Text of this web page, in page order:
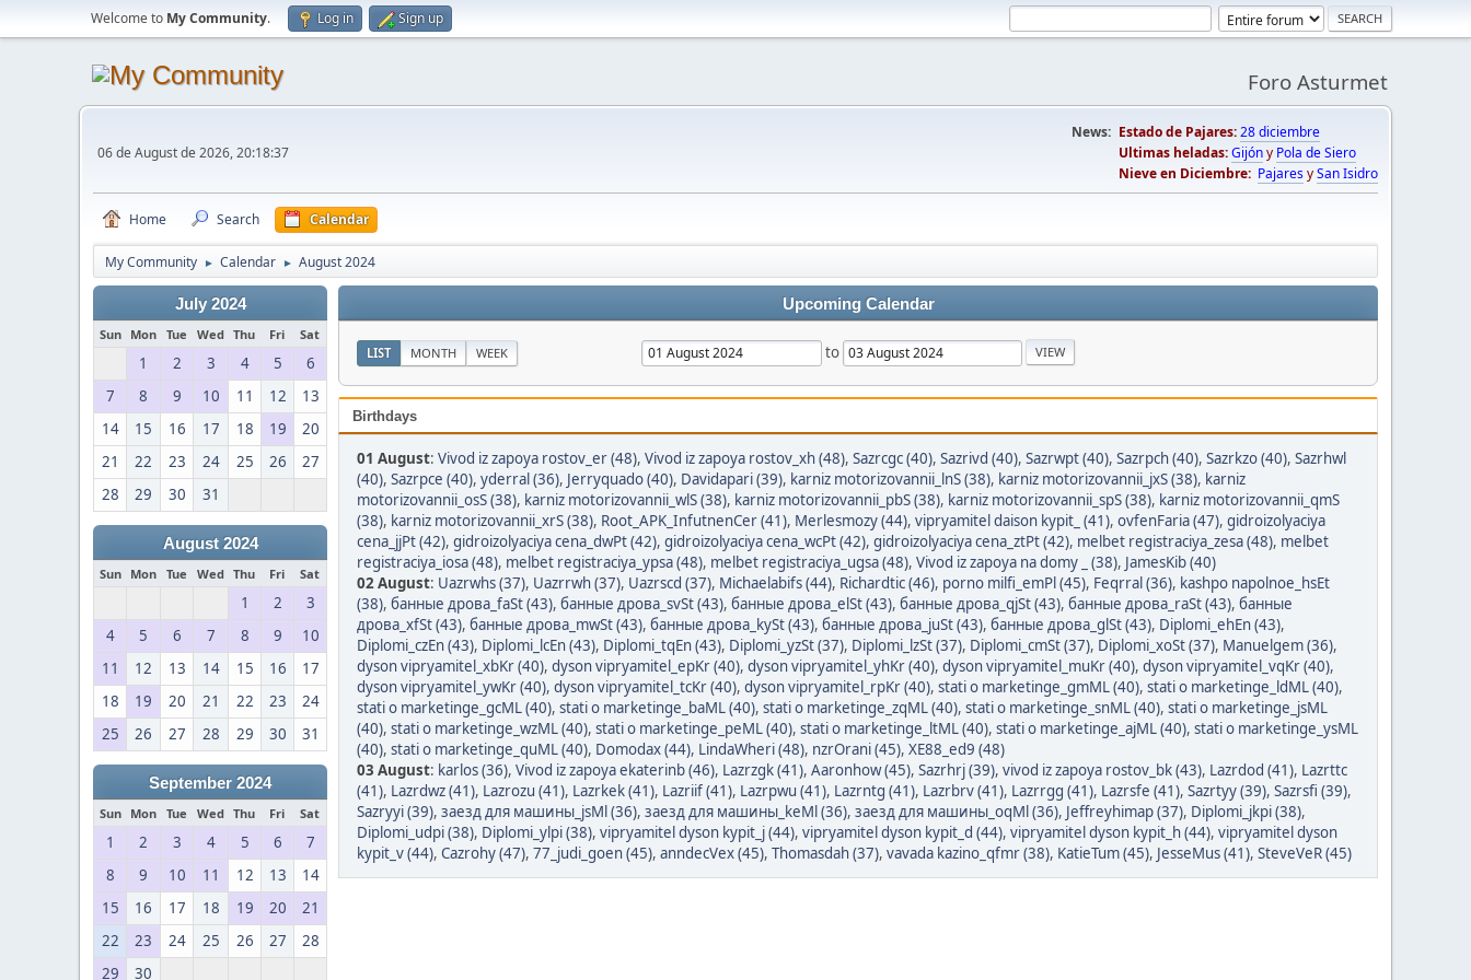
Welcome to My Community. Log in Sign up
Foro Asturmet
06 de August de 2026, 20:18:37
News: Estado de Pajares:28 diciembre
Ultimas heladas:Gijóny Pola de Siero
Nieve en Diciembre: PajaresySan Isidro
Home Search Calendar
My Community ► Calendar ► August 2024
July 2024
Sun Mon Tue Wed Thu Fri Sat
1 2 3 4 5
6
7
8 9 10 11 12
13
14
15 16 17 18 19
20
21
22 23 24 25 26
27
28
29 30 31
August 2024
Sun Mon Tue Wed Thu Fri Sat
1 2
3
4
5 6 7 8 9
10
11
12 13 14 15 16
17
18
19 20 21 22 23
24
25
26 27 28 29 30 31
September 2024
Sun Mon Tue Wed Thu Fri Sat
1 2 3 4 5 6
7
8
9 10 11 12 13
14
15
16 17 18 19 20
21
22
23 24 25 26 27
28
29
30
Upcoming Calendar
LIST MONTH WEEK to
Birthdays
01 August: Vivod iz zapoya rostov_er (48), Vivod iz zapoya rostov_xh (48), Sazrcgc (40), Sazrivd (40), Sazrwpt (40), Sazrpch (40), Sazrkzo (40), Sazrhwl
(40), Sazrpce (40), yderral (36), Jerryquado (40), Davidapari (39), karniz motorizovannii_lnS (38), karniz motorizovannii_jxS (38), karniz
motorizovannii_osS (38), karniz motorizovannii_wlS (38), karniz motorizovannii_pbS (38), karniz motorizovannii_spS (38), karniz motorizovannii_qmS
(38), karniz motorizovannii_xrS (38), Root_APK_InfutnenCer (41), Merlesmozy (44), vipryamitel daison kypit_ (41), ovfenFaria (47), gidroizolyaciya
cena_jjPt (42), gidroizolyaciya cena_dwPt (42), gidroizolyaciya cena_wcPt (42), gidroizolyaciya cena_ztPt (42), melbet registraciya_zesa (48), melbet
registraciya_iosa (48), melbet registraciya_ypsa (48), melbet registraciya_ugsa (48), Vivod iz zapoya na domy _ (38), JamesKib (40)
02 August: Uazrwhs (37), Uazrrwh (37), Uazrscd (37), Michaelabifs (44), Richardtic (46), porno milfi_emPl (45), Feqrral (36), kashpo napolnoe_hsEt
(38), банные дрова_faSt (43), банные дрова_svSt (43), банные дрова_elSt (43), банные дрова_qjSt (43), банные дрова_raSt (43), банные
дрова_xfSt (43), банные дрова_mwSt (43), банные дрова_kySt (43), банные дрова_juSt (43), банные дрова_glSt (43), Diplomi_ehEn (43),
Diplomi_czEn (43), Diplomi_lcEn (43), Diplomi_tqEn (43), Diplomi_yzSt (37), Diplomi_lzSt (37), Diplomi_cmSt (37), Diplomi_xoSt (37), Manuelgem (36),
dyson vipryamitel_xbKr (40), dyson vipryamitel_epKr (40), dyson vipryamitel_yhKr (40), dyson vipryamitel_muKr (40), dyson vipryamitel_vqKr (40),
dyson vipryamitel_ywKr (40), dyson vipryamitel_tcKr (40), dyson vipryamitel_rpKr (40), stati o marketinge_gmML (40), stati o marketinge_ldML (40),
stati o marketinge_gcML (40), stati o marketinge_baML (40), stati o marketinge_zqML (40), stati o marketinge_snML (40), stati o marketinge_jsML
(40), stati o marketinge_wzML (40), stati o marketinge_peML (40), stati o marketinge_ltML (40), stati o marketinge_ajML (40), stati o marketinge_ysML
(40), stati o marketinge_quML (40), Domodax (44), LindaWheri (48), nzrOrani (45), XE88_ed9 (48)
03 August: karlos (36), Vivod iz zapoya ekaterinb (46), Lazrzgk (41), Aaronhow (45), Sazrhrj (39), vivod iz zapoya rostov_bk (43), Lazrdod (41), Lazrttc
(41), Lazrdwz (41), Lazrozu (41), Lazrkek (41), Lazriif (41), Lazrpwu (41), Lazrntg (41), Lazrbrv (41), Lazrrgg (41), Lazrsfe (41), Sazrtyy (39), Sazrsfi (39),
Sazryyi (39), заезд для машины_jsMl (36), заезд для машины_keMl (36), заезд для машины_oqMl (36), Jeffreyhimap (37), Diplomi_jkpi (38),
Diplomi_udpi (38), Diplomi_ylpi (38), vipryamitel dyson kypit_j (44), vipryamitel dyson kypit_d (44), vipryamitel dyson kypit_h (44), vipryamitel dyson
kypit_v (44), Cazrohy (47), 77_judi_goen (45), anndecVex (45), Thomasdah (37), vavada kazino_qfmr (38), KatieTum (45), JesseMus (41), SteveVeR (45)